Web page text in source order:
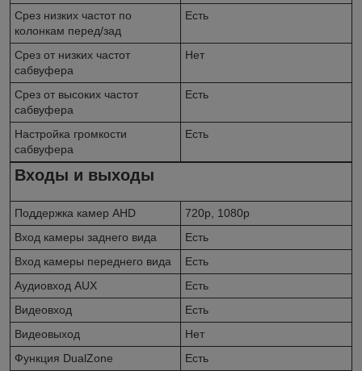
Срез низких частот по
колонкам перед/зад
Есть
Срез от низких частот
сабвуфера
Нет
Срез от высоких частот
сабвуфера
Есть
Настройка громкости
сабвуфера
Есть
Входы и выходы
Поддержка камер AHD
720p, 1080p
Вход камеры заднего вида
Есть
Вход камеры переднего вида
Есть
Аудиовход AUX
Есть
Видеовход
Есть
Видеовыход
Нет
Функция DualZone
Есть